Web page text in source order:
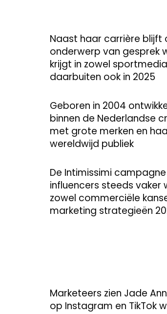
Naast haar carrière blijft
onderwerp van gesprek
krijgt in zowel
daarbuiten ook in 2025
Geboren in 2004
binnen de Nederlandse
met grote merken en
wereldwijd publiek
De Intimissimi
influencers steeds vaker
zowel commerciële
marketing strategieën
Marketeers zien Jade
op Instagram en TikTok